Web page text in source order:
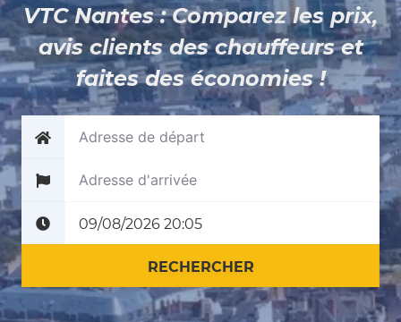
VTC Nantes : Comparez les prix,
avis clients des chauffeurs et
faites des économies !
RECHERCHER